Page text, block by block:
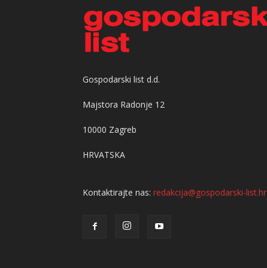
Gospodarski list d.d.
Majstora Radonje 12
10000 Zagreb
HRVATSKA
Kontaktirajte nas: redakcija@gospodarski-list.hr